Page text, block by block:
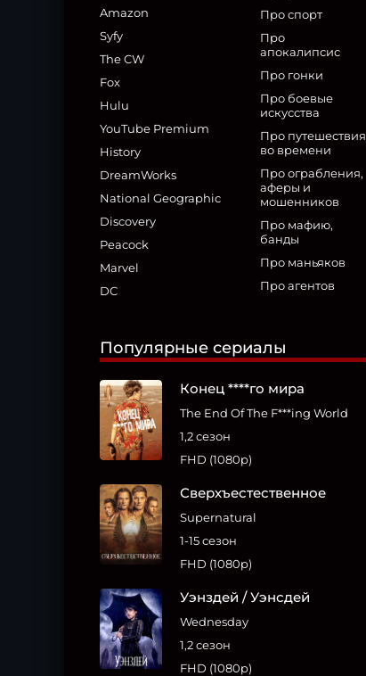
Amazon
Syfy
The CW
Fox
Hulu
YouTube Premium
History
DreamWorks
National Geographic
Discovery
Peacock
Marvel
DC
Про спорт
Про
апокалипсис
Про гонки
Про боевые
искусства
Про путешествия
во времени
Про ограбления,
аферы и
мошенников
Про мафию,
банды
Про маньяков
Про агентов
Популярные сериалы
Конец ****го мира
The End Of The F***ing World
1,2 сезон
FHD (1080p)
Сверхъестественное
Supernatural
1-15 сезон
FHD (1080p)
Уэнздей / Уэнсдей
Wednesday
1,2 сезон
FHD (1080p)